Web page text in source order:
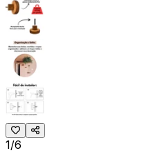
1/6